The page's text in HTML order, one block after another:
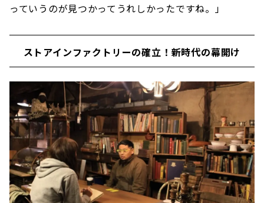
っていうのが見つかってうれしかったですね。」
ストアインファクトリーの確立！新時代の幕開け